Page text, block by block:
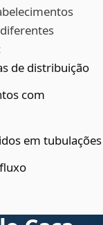
de distribuição
com
em tubulações